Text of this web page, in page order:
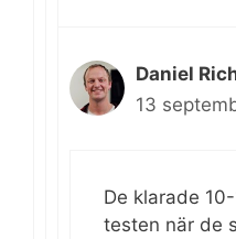
Daniel
13
De klarade
testen när de